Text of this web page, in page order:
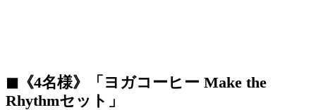
◼︎《4名様》「ヨガコーヒー Make the
Rhythmセット」